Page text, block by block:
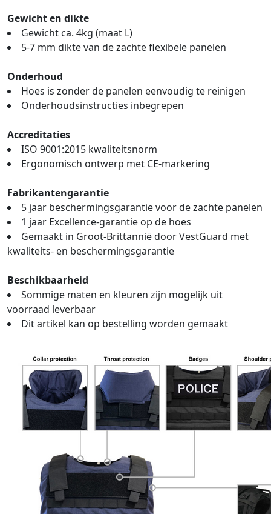
Gewicht en dikte
Gewicht ca. 4kg (maat L)
5-7 mm dikte van de zachte flexibele panelen
Onderhoud
Hoes is zonder de panelen eenvoudig te reinigen
Onderhoudsinstructies inbegrepen
Accreditaties
ISO 9001:2015 kwaliteitsnorm
Ergonomisch ontwerp met CE-markering
Fabrikantengarantie
5 jaar beschermingsgarantie voor de zachte panelen
1 jaar Excellence-garantie op de hoes
Gemaakt in Groot-Brittannië door VestGuard met
kwaliteits- en beschermingsgarantie
Beschikbaarheid
Sommige maten en kleuren zijn mogelijk uit
voorraad leverbaar
Dit artikel kan op bestelling worden gemaakt